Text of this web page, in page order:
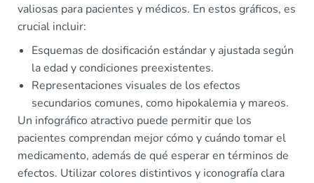
valiosas para pacientes y médicos. En estos gráficos, es
crucial incluir:
Esquemas de dosificación estándar y ajustada según
la edad y condiciones preexistentes.
Representaciones visuales de los efectos
secundarios comunes, como hipokalemia y mareos.
Un infográfico atractivo puede permitir que los
pacientes comprendan mejor cómo y cuándo tomar el
medicamento, además de qué esperar en términos de
efectos. Utilizar colores distintivos y iconografía clara